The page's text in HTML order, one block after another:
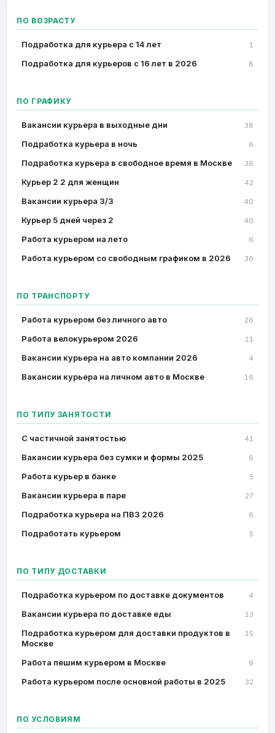
ПО ВОЗРАСТУ
Подработка для курьера с 14 лет 1
Подработка для курьеров с 16 лет в 2026 8
ПО ГРАФИКУ
Вакансии курьера в выходные дни 38
Подработка курьера в ночь 8
Подработка курьера в свободное время в Москве 36
Курьер 2 2 для женщин 42
Вакансии курьера 3/3 40
Курьер 5 дней через 2 40
Работа курьером на лето 6
Работа курьером со свободным графиком в 2026 36
ПО ТРАНСПОРТУ
Работа курьером без личного авто 26
Работа велокурьером 2026 11
Вакансии курьера на авто компании 2026 4
Вакансии курьера на личном авто в Москве 16
ПО ТИПУ ЗАНЯТОСТИ
C частичной занятостью 41
Вакансии курьера без сумки и формы 2025 6
Работа курьер в банке 5
Вакансии курьера в паре 27
Подработка курьера на ПВЗ 2026 6
Подработать курьером 5
ПО ТИПУ ДОСТАВКИ
Подработка курьером по доставке документов 4
Вакансии курьера по доставке еды 13
Подработка курьером для доставки продуктов в
Москве
15
Работа пешим курьером в Москве 9
Работа курьером после основной работы в 2025 32
ПО УСЛОВИЯМ